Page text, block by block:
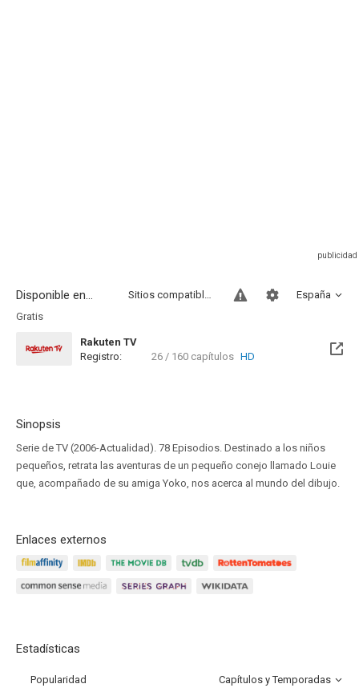
Disponible en... España
Sitios compatibles
Gratis
Rakuten TV
Registro:
26 / 160 capítulos HD
Sinopsis
Serie de TV (2006-Actualidad). 78 Episodios. Destinado a los niños
pequeños, retrata las aventuras de un pequeño conejo llamado Louie
que, acompañado de su amiga Yoko, nos acerca al mundo del dibujo.
Enlaces externos
Estadísticas
Popularidad Capítulos y Temporadas